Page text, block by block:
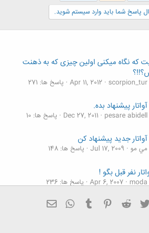
پاسخ شما باید وارد سیستم شوید.
که نگاه میکنی اولین چیزی که به ذهنت
Apr 11, 2012 پاسخ ها: 271
پیشنهاد بده.
Dec 27, 2011
پاسخ ها: 10
جدید پیشنهاد کن
مو Jul 17, 2009 پاسخ ها: 148
نفر قبل بگو !
Apr 6, 2007 پاسخ ها: 236
صفر تا 20 نمره بده؟
تویتر Reddit
Pinterest
Tumblr
WhatsApp